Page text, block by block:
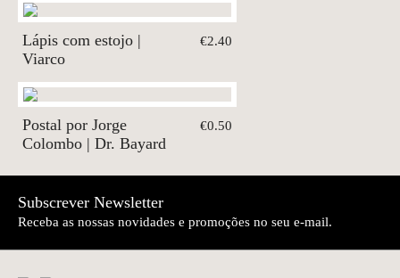
Lápis com estojo |
Viarco
€2.40
Postal por Jorge
Colombo | Dr. Bayard
€0.50
Subscrever Newsletter
Receba as nossas novidades e promoções no seu e-mail.